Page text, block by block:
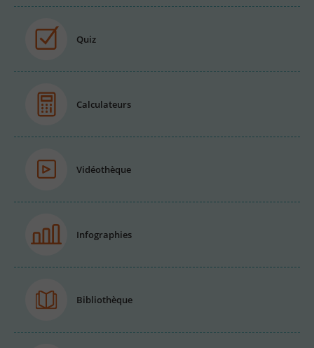
Quiz
Calculateurs
Vidéothèque
Infographies
Bibliothèque